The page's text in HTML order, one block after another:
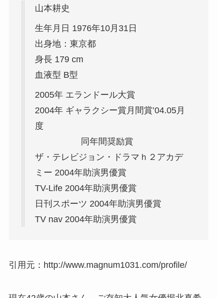
山本耕史
生年月日 1976年10月31日
出身地：東京都
身長 179 cm
血液型 B型
2005年 エランドール大賞
2004年 ギャラクシー賞月間賞’04.05月
度
同年間奨励賞
ザ・テレビジョン・ドラマｈ２アカデ
ミー 2004年助演男優賞
TV-Life 2004年助演男優賞
日刊スポーツ 2004年助演男優賞
TV nav 2004年助演男優賞
引用元：http://www.magnum1031.com/profile/